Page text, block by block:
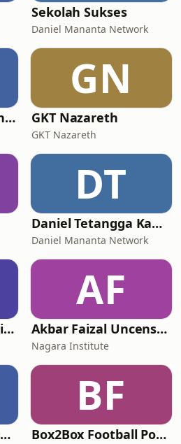
Sekolah Sukses
Daniel Mananta Network
Hope Channel Indonesia
GN
GKT Nazareth
GKT Nazareth
DT
Daniel Tetangga Kamu
Daniel Mananta Network
Digital Marketing with Denny Santoso
AF
Akbar Faizal Uncensored
Nagara Institute
Renungan Harian GMAHK 2026
BF
Box2Box Football Podcast